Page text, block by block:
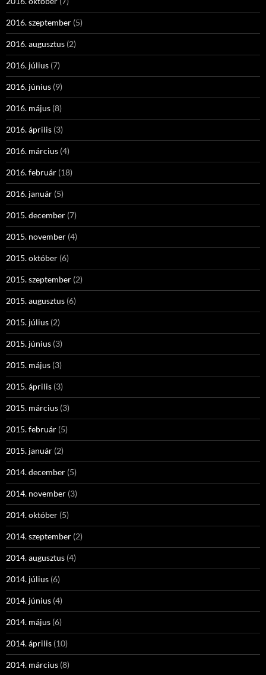
2016. szeptember (5)
2016. augusztus (2)
2016. július (7)
2016. június (9)
2016. május (8)
2016. április (3)
2016. március (4)
2016. február (18)
2016. január (5)
2015. december (7)
2015. november (4)
2015. október (6)
2015. szeptember (2)
2015. augusztus (6)
2015. július (2)
2015. június (3)
2015. május (3)
2015. április (3)
2015. március (3)
2015. február (5)
2015. január (2)
2014. december (5)
2014. november (3)
2014. október (5)
2014. szeptember (2)
2014. augusztus (4)
2014. július (6)
2014. június (4)
2014. május (6)
2014. április (10)
2014. március (8)